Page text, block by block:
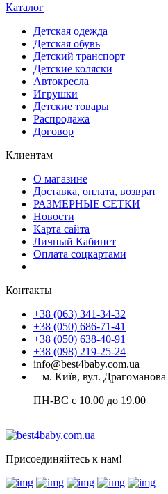
Каталог
Детская одежда
Детская обувь
Детский транспорт
Детские коляски
Автокресла
Игрушки
Детские товары
Распродажа
Договор
Клиентам
О магазине
Доставка, оплата, возврат
РАЗМЕРНЫЕ СЕТКИ
Новости
Карта сайта
Личный Кабинет
Оплата соцкартами
Контакты
+38 (063) 341-34-32
+38 (050) 686-71-41
+38 (050) 638-40-91
+38 (098) 219-25-24
info@best4baby.com.ua
м. Київ, вул.
ПН-ВС с 10.00 до 19.00
Присоединяйтесь к нам!